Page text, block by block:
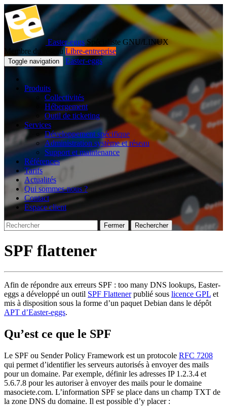
Easter-eggs Spécialiste GNU/LINUX
Membre du réseau Libre-entreprise
Toggle navigation Easter-eggs
Produits
Collectivités
Hébergement
Outil de ticketing
Services
Développement spécifique
Administration système et réseau
Support et maintenance
Références
Tarifs
Actualités
Qui sommes-nous ?
Contact
Espace client
Fermer Rechercher
SPF flattener
Afin de répondre aux erreurs SPF : too many DNS lookups, Easter-
eggs a développé un outil SPF Flattenerpublié sous licence GPL et
mis à disposition sous la forme d’un paquet Debian dans le dépôt
APT d’Easter-eggs.
Qu’est ce que le SPF
Le SPF ou Sender Policy Framework est un protocole RFC 7208
qui permet d’identifier les serveurs autorisés à envoyer des mails
pour un domaine. Par exemple, définir les adresses IP 1.2.3.4 et
5.6.7.8 pour les autoriser à envoyer des mails pour le domaine
masociete.com. L’information SPF se place dans un champ TXT de
la zone DNS du domaine. Il est possible d’y placer :